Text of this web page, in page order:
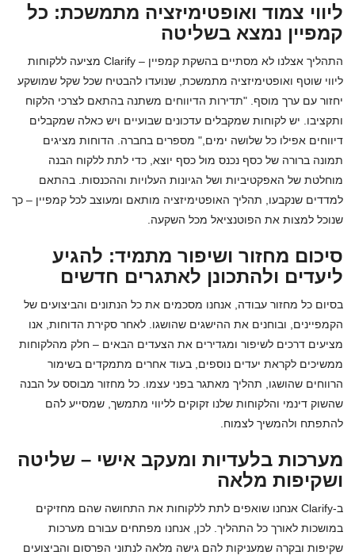
ליווי צמוד ואופטימיזציה מתמשכת: כל
קמפיין נמצא בשליטה
התהליך אצלנו לא מסתיים בהשקת קמפיין – Clarify מציעה ללקוחות
ליווי שוטף ואופטימיזציה מתמשכת, שנועדו להבטיח שכל שקל שמושקע
יחזור עם ערך מוסף. "תדירות הדיווחים משתנה בהתאם לצרכי הלקוח
ותקציבו. יש לקוחות שמקבלים עדכונים שבועיים ויש כאלה שמקבלים
דיווחים אפילו כל שלושה ימים," מספרים בחברה. הדוחות מציגים
תמונה ברורה של כסף נכנס מול כסף יוצא, כדי לתת ללקוח הבנה
מוחלטת של האפקטיביות ושל הגיונות העלויות וההכנסות. בהתאם
למדדים שנקבעו, תהליך האופטימיזציה מותאם ומעוצב לכל קמפיין – כך
שנוכל למצות את הפוטנציאל מכל השקעה.
סיכום מחזור ושיפור מתמיד: להגיע
ליעדים ולהתכונן לאתגרים חדשים
בסיום כל מחזור עבודה, אנחנו מסכמים את כל הנתונים והביצועים של
הקמפיינים, ובוחנים את ההישגים שהושגו. לאחר סקירת הדוחות, אנו
מציעים דרכים לשיפור ומגדירים את הצעדים הבאים – חלק מהלקוחות
ממשיכים לקראת יעדים נוספים, בעוד אחרים מתמקדים בשימור
הרווחים שהושגו, תהליך מאתגר בפני עצמו. כל מחזור מבוסס על הבנה
שהשוק דינמי והלקוחות שלנו זקוקים לליווי מתמשך, שמסייע להם
להתפתח ולהמשיך לצמוח.
מערכות בלעדיות ומעקב אישי – שליטה
ושקיפות מלאה
ב-Clarify אנחנו שואפים לתת ללקוחות את התחושה שהם מחזיקים
במושכות לאורך כל התהליך. לכן, אנחנו מפתחים עבורם מערכות
שקיפות ובקרה שמעניקות להם גישה מלאה לנתוני הפרסום והביצועים